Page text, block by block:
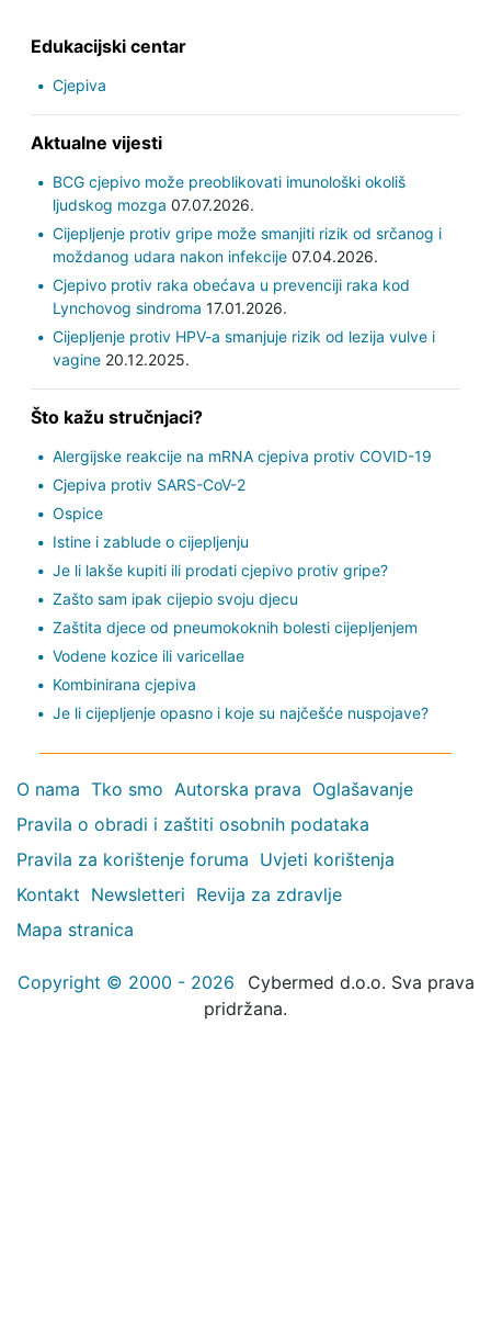
Edukacijski centar
Cjepiva
Aktualne vijesti
BCG cjepivo može preoblikovati imunološki okoliš
ljudskog mozga 07.07.2026.
Cijepljenje protiv gripe može smanjiti rizik od srčanog i
moždanog udara nakon infekcije07.04.2026.
Cjepivo protiv raka obećava u prevenciji raka kod
Lynchovog sindroma 17.01.2026.
Cijepljenje protiv HPV-a smanjuje rizik od lezija vulve i
vagine20.12.2025.
Što kažu stručnjaci?
Alergijske reakcije na mRNA cjepiva protiv COVID-19
Cjepiva protiv SARS-CoV-2
Ospice
Istine i zablude o cijepljenju
Je li lakše kupiti ili prodati cjepivo protiv gripe?
Zašto sam ipak cijepio svoju djecu
Zaštita djece od pneumokoknih bolesti cijepljenjem
Vodene kozice ili varicellae
Kombinirana cjepiva
Je li cijepljenje opasno i koje su najčešće nuspojave?
O nama Tko smo Autorska prava Oglašavanje
Pravila o obradi i zaštiti osobnih podataka
Pravila za korištenje foruma Uvjeti korištenja
Kontakt Newsletteri Revija za zdravlje
Mapa stranica
Copyright © 2000 - 2026
Cybermed d.o.o. Sva prava
pridržana.